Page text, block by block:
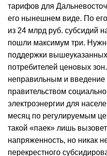
тарифов для
его нынешнем виде. По
из 24 млрд руб. субсидий
пошли максимум три.
поддержки вышеуказанных
потребителей ценовых
неправильным и введение
правительством
электроэнергии для
месяц по регулируемым
такой «паек» лишь
напряженность, но никак
перекрестного